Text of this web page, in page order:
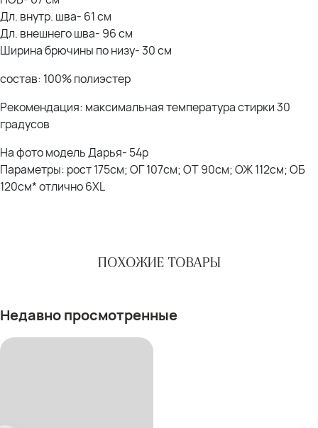
Дл. внутр. шва- 61 см
Дл. внешнего шва- 96 см
Ширина брючины по низу- 30 см
состав: 100% полиэстер
Рекомендация: максимальная температура стирки 30
градусов
На фото модель Дарья- 54р
Параметры: рост 175см; ОГ 107см; ОТ 90см; ОЖ 112см; ОБ
120см* отлично 6XL
ПОХОЖИЕ ТОВАРЫ
Недавно просмотренные